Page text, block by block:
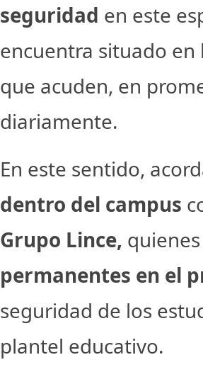
seguridad en este
encuentra situado en
que acuden, en
diariamente.
En este sentido,
dentro del campus
Grupo Lince, quienes
permanentes en el
seguridad de los
plantel educativo.